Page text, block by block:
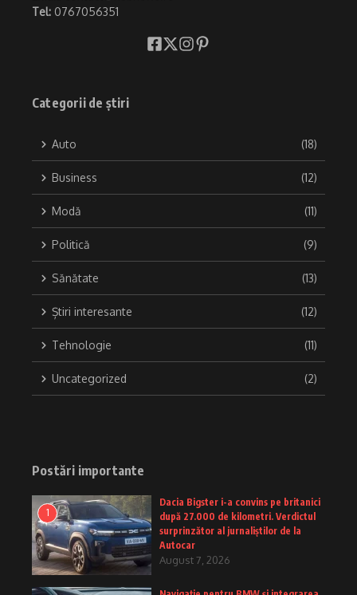
Tel: 0767056351
Categorii de știri
Auto (18)
Business (12)
Modă (11)
Politică (9)
Sănătate (13)
Știri interesante (12)
Tehnologie (11)
Uncategorized (2)
Postări importante
1
Dacia Bigster i-a convins pe britanici
după 27.000 de kilometri. Verdictul
surprinzător al jurnaliștilor de la
Autocar
August 7, 2026